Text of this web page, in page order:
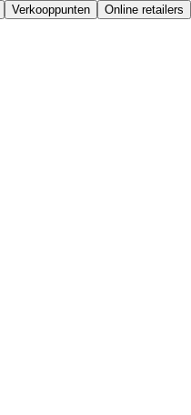
Verkooppunten Online retailers